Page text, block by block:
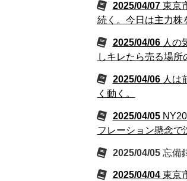
2025/04/07 東京
続く。今日は主力株
2025/04/06 人の
しキレたら売る場所
2025/04/06 人は
く動く。
2025/04/05
フレーション懸念で
2025/04/05 忘備
2025/04/04 東京